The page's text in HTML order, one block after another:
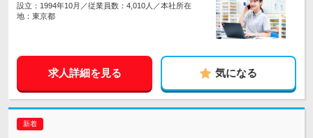
設立：1994年10月／従業員数：4,010人／本社所在
地：東京都
求人詳細を見る 気になる